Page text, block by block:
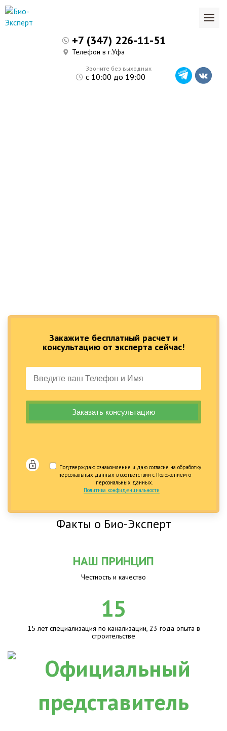
Закажите бесплатный расчет и
консультацию от эксперта сейчас!
Подтверждаю ознакомление и даю согласие на обработку
персональных данных в соответствии с Положением о
персональных данных.
Политика конфиденциальности
Звоните без выходных
с 10:00 до 19:00
+7 (347) 226-11-51
Телефон в г.Уфа
Факты о Био-Эксперт
НАШ ПРИНЦИП
Честность и качество
15
15 лет специализация по канализации, 23 года опыта в
строительстве